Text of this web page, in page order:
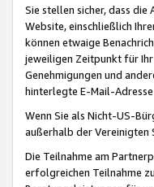
Sie stellen sicher, dass
Website, einschließlich
können etwaige
jeweiligen Zeitpunkt für
Genehmigungen und
hinterlegte E-Mail-
Wenn Sie als Nicht-US-
außerhalb der Vereinigten
Die Teilnahme am
erfolgreichen Teilnahme